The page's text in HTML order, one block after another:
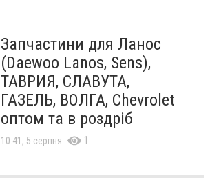
Запчастини для Ланос
(Daewoo Lanos, Sens),
ТАВРИЯ, СЛАВУТА,
ГАЗЕЛЬ, ВОЛГА, Chevrolet
оптом та в роздріб
10:41, 5 серпня 1